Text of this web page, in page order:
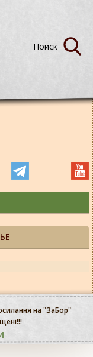
на "ЗаБор"